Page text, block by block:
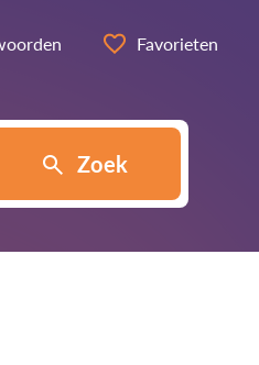
Favorieten
Zoek